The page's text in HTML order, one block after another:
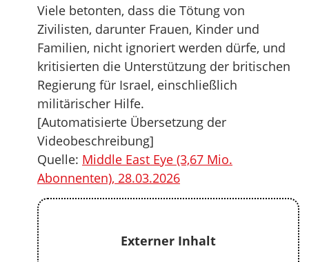
Viele betonten, dass die Tötung von
Zivilisten, darunter Frauen, Kinder und
Familien, nicht ignoriert werden dürfe, und
kritisierten die Unterstützung der britischen
Regierung für Israel, einschließlich
militärischer Hilfe.
[Automatisierte Übersetzung der
Videobeschreibung]
Quelle: Middle East Eye (3,67 Mio.
Abonnenten), 28.03.2026
Externer Inhalt